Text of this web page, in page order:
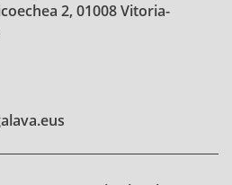
2, 01008 Vitoria-